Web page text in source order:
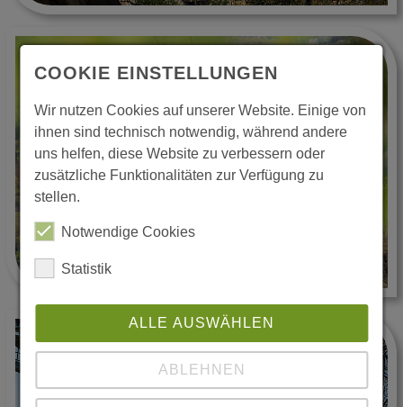
COOKIE EINSTELLUNGEN
Wir nutzen Cookies auf unserer Website. Einige von
ihnen sind technisch notwendig, während andere
uns helfen, diese Website zu verbessern oder
zusätzliche Funktionalitäten zur Verfügung zu
stellen.
Notwendige Cookies
Statistik
ALLE AUSWÄHLEN
ABLEHNEN